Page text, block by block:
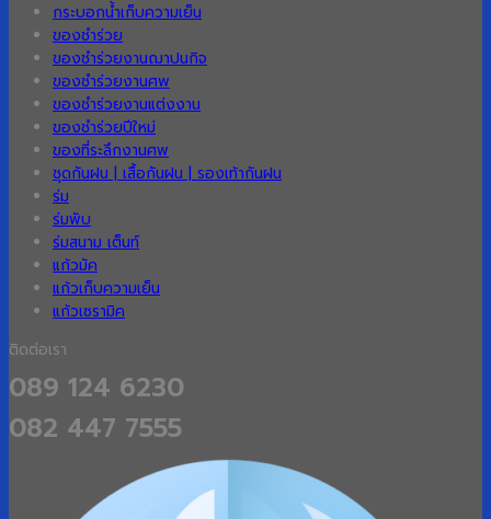
กระบอกน้ำเก็บความเย็น
ของชำร่วย
ของชำร่วยงานฌาปนกิจ
ของชำร่วยงานศพ
ของชำร่วยงานแต่งงาน
ของชำร่วยปีใหม่
ของที่ระลึกงานศพ
ชุดกันฝน | เสื้อกันฝน | รองเท้ากันฝน
ร่ม
ร่มพับ
ร่มสนาม เต็นท์
แก้วมัค
แก้วเก็บความเย็น
แก้วเซรามิค
ติดต่อเรา
089 124 6230
082 447 7555